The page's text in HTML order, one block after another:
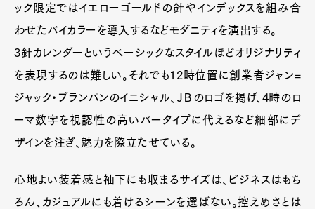
ック限定ではイエローゴールドの針やインデックスを組み合
わせたバイカラーを導入するなどモダニティを演出する。
3針カレンダーというベーシックなスタイルほどオリジナリティ
を表現するのは難しい。それでも12時位置に創業者ジャン=
ジャック・ブランパンのイニシャル、ＪＢのロゴを掲げ、4時のロ
ーマ数字を視認性の高いバータイプに代えるなど細部にデ
ザインを注ぎ、魅力を際立たせている。
心地よい装着感と袖下にも収まるサイズは、ビジネスはもち
ろん、カジュアルにも着けるシーンを選ばない。控えめさとは